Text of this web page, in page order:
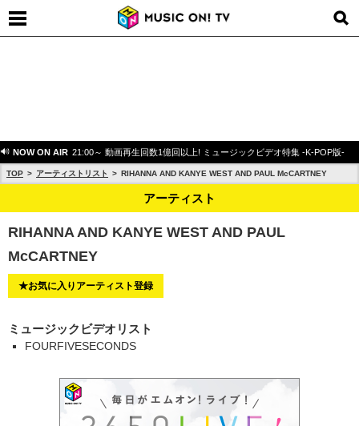
NOW ON AIR 21:00～ 動画再生回数1億回以上! ミュージックビデオ特集 -K-POP版-
TOP アーティストリスト RIHANNA AND KANYE WEST AND PAUL McCARTNEY
アーティスト
RIHANNA AND KANYE WEST AND PAUL
McCARTNEY
★お気に入りアーティスト登録
ミュージックビデオリスト
FOURFIVESECONDS